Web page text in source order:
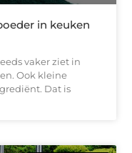
in keuken
vaker ziet in
Ook kleine
Dat is